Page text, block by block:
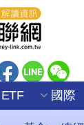
ETF 國際